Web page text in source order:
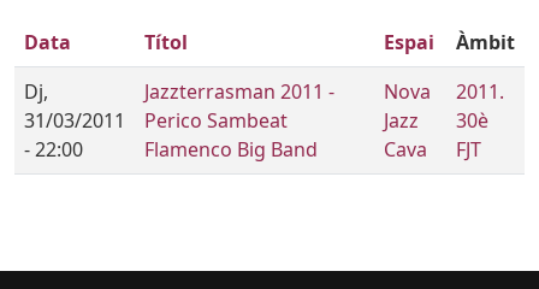
Data Títol Espai
Àmbit
Dj,
31/03/2011
- 22:00
Jazzterrasman 2011 -
Perico Sambeat
Flamenco Big Band
Nova
Jazz
Cava
2011.
30è
FJT